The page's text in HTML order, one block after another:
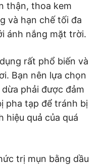
thận, thoa kem
và hạn chế tối đa
ánh nắng mặt trời.
rất phổ biến và
Bạn nên lựa chọn
phải được đảm
pha tạp để tránh bị
hiệu quả của quá
trị mụn bằng dầu